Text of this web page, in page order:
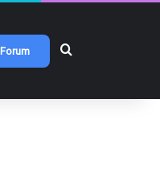
Forum Arama yap ...